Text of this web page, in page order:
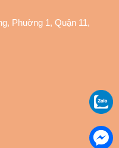
Phuờng 1, Quận 11,